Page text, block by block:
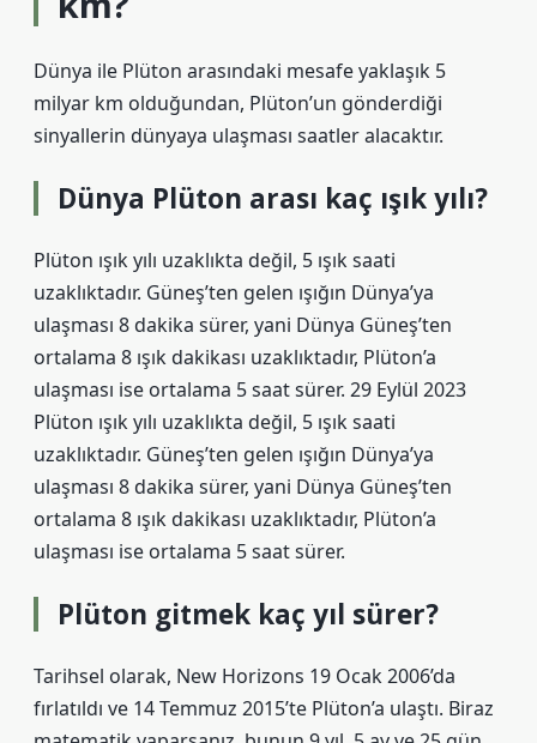
Dünya ile Plüton arasındaki mesafe yaklaşık 5
milyar km olduğundan, Plüton’un gönderdiği
sinyallerin dünyaya ulaşması saatler alacaktır.
Dünya Plüton arası kaç ışık yılı?
Plüton ışık yılı uzaklıkta değil, 5 ışık saati
uzaklıktadır. Güneş’ten gelen ışığın Dünya’ya
ulaşması 8 dakika sürer, yani Dünya Güneş’ten
ortalama 8 ışık dakikası uzaklıktadır, Plüton’a
ulaşması ise ortalama 5 saat sürer. 29 Eylül 2023
Plüton ışık yılı uzaklıkta değil, 5 ışık saati
uzaklıktadır. Güneş’ten gelen ışığın Dünya’ya
ulaşması 8 dakika sürer, yani Dünya Güneş’ten
ortalama 8 ışık dakikası uzaklıktadır, Plüton’a
ulaşması ise ortalama 5 saat sürer.
Plüton gitmek kaç yıl sürer?
Tarihsel olarak, New Horizons 19 Ocak 2006’da
fırlatıldı ve 14 Temmuz 2015’te Plüton’a ulaştı. Biraz